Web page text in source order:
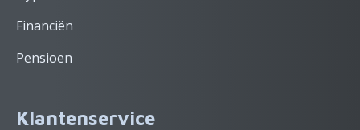
Financiën
Pensioen
Klantenservice